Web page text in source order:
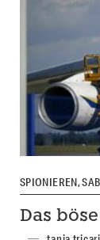
SPIONIEREN,
Das